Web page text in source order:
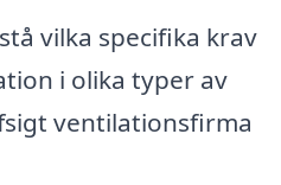
vilka specifika krav
i olika typer av
ventilationsfirma